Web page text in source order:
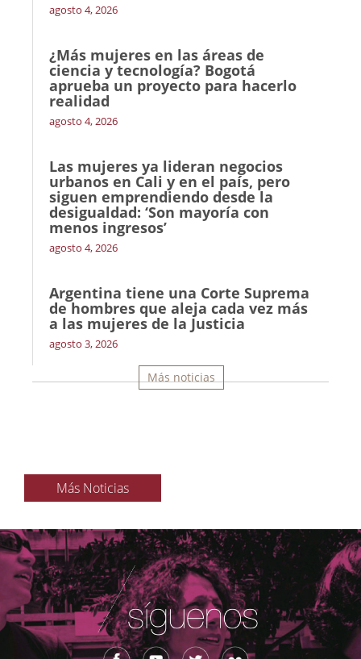
agosto 4, 2026
¿Más mujeres en las áreas de
ciencia y tecnología? Bogotá
aprueba un proyecto para hacerlo
realidad
agosto 4, 2026
Las mujeres ya lideran negocios
urbanos en Cali y en el país, pero
siguen emprendiendo desde la
desigualdad: ‘Son mayoría con
menos ingresos’
agosto 4, 2026
Argentina tiene una Corte Suprema
de hombres que aleja cada vez más
a las mujeres de la Justicia
agosto 3, 2026
Más noticias
Más Noticias